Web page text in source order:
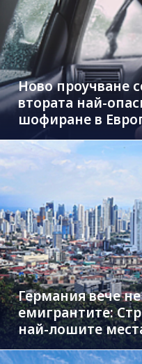
Ново проучване
втората най-
шофиране в
Германия вече
емигрантите:
най-лошите
чужденци